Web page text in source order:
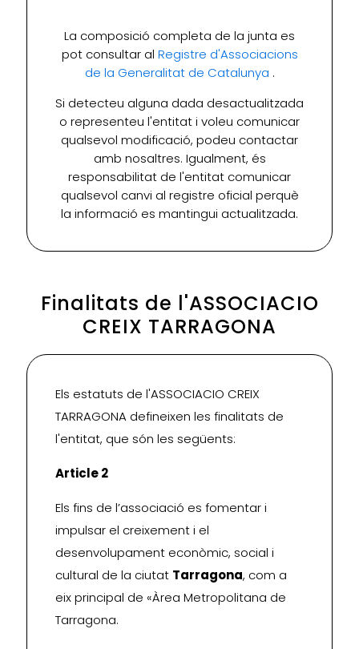
La composició completa de la junta es
pot consultar al Registre d'Associacions
de la Generalitat de Catalunya .
Si detecteu alguna dada desactualitzada
o representeu l'entitat i voleu comunicar
qualsevol modificació, podeu contactar
amb nosaltres. Igualment, és
responsabilitat de l'entitat comunicar
qualsevol canvi al registre oficial perquè
la informació es mantingui actualitzada.
Finalitats de l'ASSOCIACIO
CREIX TARRAGONA
Els estatuts de l'ASSOCIACIO CREIX
TARRAGONA defineixen les finalitats de
l'entitat, que són les següents:
Article 2
Els fins de l’associació es fomentar i
impulsar el creixement i el
desenvolupament econòmic, social i
cultural de la ciutat Tarragona, com a
eix principal de «Àrea Metropolitana de
Tarragona.